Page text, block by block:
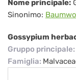
Nome principale:
Sinonimo:
Gossypium
Gruppo principale:
Famiglia: